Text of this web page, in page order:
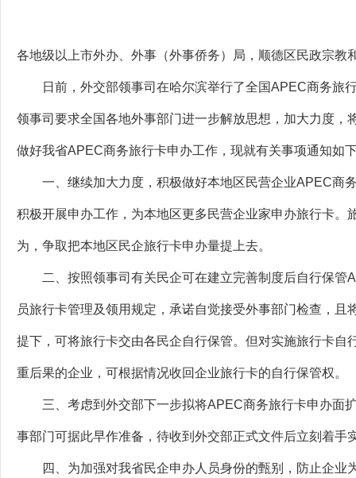
各地级以上市外办、外事（外事侨务）局，顺德区民政宗教
日前，外交部领事司在哈尔滨举行了全国APEC商务旅行
领事司要求全国各地外事部门进一步解放思想，加大力度
做好我省APEC商务旅行卡申办工作，现就有关事项通知如
一、继续加大力度，积极做好本地区民营企业APEC商务
积极开展申办工作，为本地区更多民营企业家申办旅行卡
为，争取把本地区民企旅行卡申办量提上去。
二、按照领事司有关民企可在建立完善制度后自行保管
员旅行卡管理及领用规定，承诺自觉接受外事部门检查，
提下，可将旅行卡交由各民企自行保管。但对实施旅行卡
重后果的企业，可根据情况收回企业旅行卡的自行保管权。
三、考虑到外交部下一步拟将APEC商务旅行卡申办面扩
事部门可据此早作准备，待收到外交部正式文件后立刻着手
四、为加强对我省民企申办人员身份的甄别，防止企业